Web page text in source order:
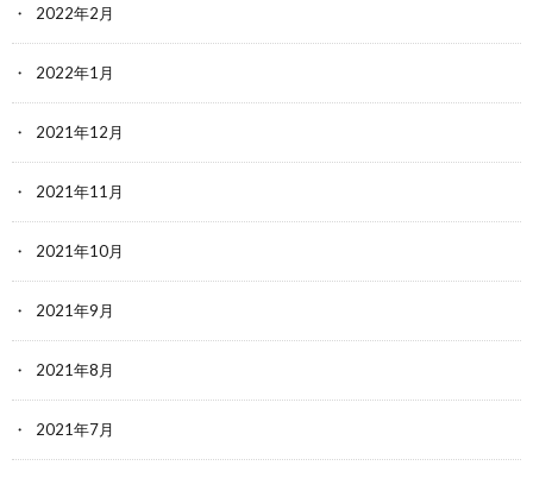
2022年2月
2022年1月
2021年12月
2021年11月
2021年10月
2021年9月
2021年8月
2021年7月